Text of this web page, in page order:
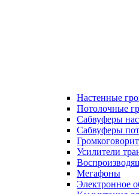
Настенные
Потолочные
Сабвуферы
Сабвуферы
Усилители
Мегафоны
Электронное